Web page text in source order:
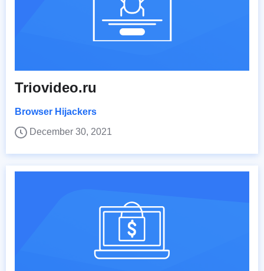
Triovideo.ru
Browser Hijackers
December 30, 2021